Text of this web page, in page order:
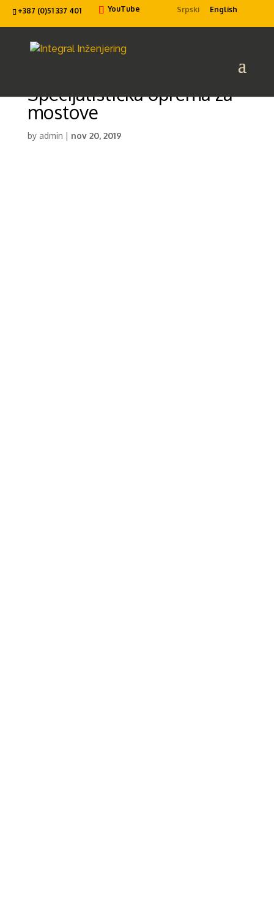
+387 (0)51 337 401 YouTube Srpski English
Specijalistička oprema za
mostove
by admin | nov 20, 2019